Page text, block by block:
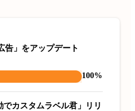
告」をアップデート
100%
でカスタムラベル君」リリ